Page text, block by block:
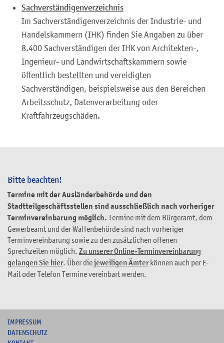
Bitte beachten!
Termine mit der Ausländerbehörde und den
Stadtteilgeschäftsstellen sind ausschließlich nach vorheriger
Terminvereinbarung möglich. Termine mit dem Bürgeramt, dem
Gewerbeamt und der Waffenbehörde sind nach vorheriger
Terminvereinbarung sowie zu den zusätzlichen offenen
Sprechzeiten möglich. Zu unserer Online-Terminvereinbarung
gelangen Sie hier. Über diejeweiligen Ämterkönnen auch per E-
Mail oder Telefon Termine vereinbart werden.
Sachverständigenverzeichnis
Im Sachverständigenverzeichnis der Industrie- und
Handelskammern (IHK) finden Sie Angaben zu über
8.400 Sachverständigen der IHK von Architekten-,
Ingenieur- und Landwirtschaftskammern sowie
öffentlich bestellten und vereidigten
Sachverständigen, beispielsweise aus den Bereichen
Arbeitsschutz, Datenverarbeitung oder
Kraftfahrzeugschäden.
IMPRESSUM
DATENSCHUTZ